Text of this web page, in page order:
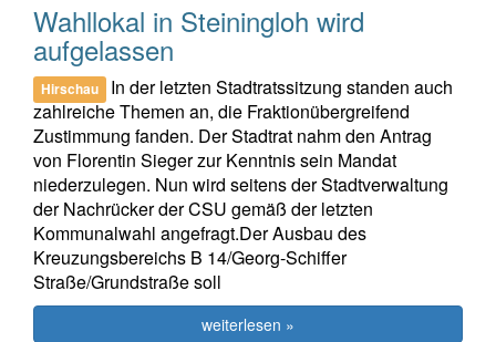
Wahllokal in Steiningloh wird
aufgelassen
Hirschau
In der letzten Stadtratssitzung standen auch
zahlreiche Themen an, die Fraktionübergreifend
Zustimmung fanden. Der Stadtrat nahm den Antrag
von Florentin Sieger zur Kenntnis sein Mandat
niederzulegen. Nun wird seitens der Stadtverwaltung
der Nachrücker der CSU gemäß der letzten
Kommunalwahl angefragt.Der Ausbau des
Kreuzungsbereichs B 14/Georg-Schiffer
Straße/Grundstraße soll
weiterlesen »